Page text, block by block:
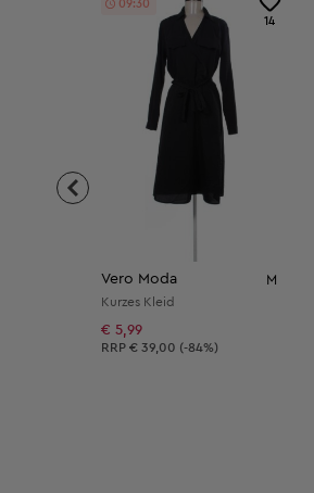
14
09:29
Vero Moda M
Kurzes Kleid
€ 5,99
Unverbindliche Preisempfehlung:
RRP € 39,00 (-84%)